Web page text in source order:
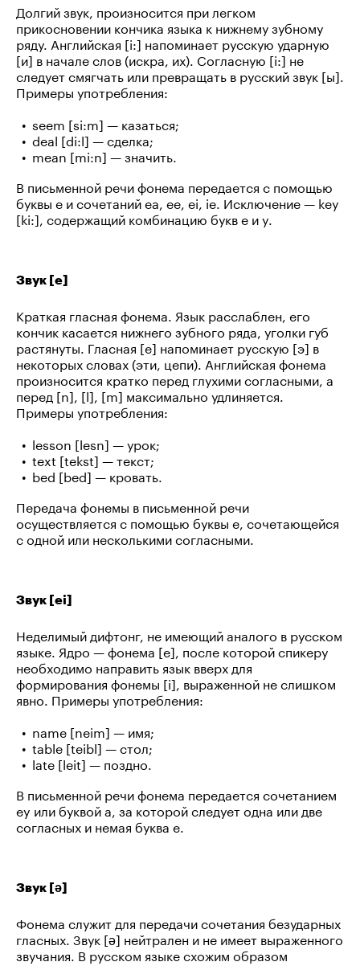
Долгий звук, произносится при легком
прикосновении кончика языка к нижнему зубному
ряду. Английская [i:] напоминает русскую ударную
[и] в начале слов (искра, их). Согласную [i:] не
следует смягчать или превращать в русский звук [ы].
Примеры употребления:
seem [si:m] — казаться;
deal [di:l] — сделка;
mean [mi:n] — значить.
В письменной речи фонема передается с помощью
буквы e и сочетаний ea, ee, ei, ie. Исключение — key
[ki:], содержащий комбинацию букв e и y.
Звук [e]
Краткая гласная фонема. Язык расслаблен, его
кончик касается нижнего зубного ряда, уголки губ
растянуты. Гласная [e] напоминает русскую [э] в
некоторых словах (эти, цепи). Английская фонема
произносится кратко перед глухими согласными, а
перед [n], [l], [m] максимально удлиняется.
Примеры употребления:
lesson [lesn] — урок;
text [tekst] — текст;
bed [bed] — кровать.
Передача фонемы в письменной речи
осуществляется с помощью буквы e, сочетающейся
с одной или несколькими согласными.
Звук [ei]
Неделимый дифтонг, не имеющий аналого в русском
языке. Ядро — фонема [e], после которой спикеру
необходимо направить язык вверх для
формирования фонемы [i], выраженной не слишком
явно. Примеры употребления:
name [neim] — имя;
table [teibl] — стол;
late [leit] — поздно.
В письменной речи фонема передается сочетанием
ey или буквой a, за которой следует одна или две
согласных и немая буква e.
Звук [ə]
Фонема служит для передачи сочетания безударных
гласных. Звук [ə] нейтрален и не имеет выраженного
звучания. В русском языке схожим образом